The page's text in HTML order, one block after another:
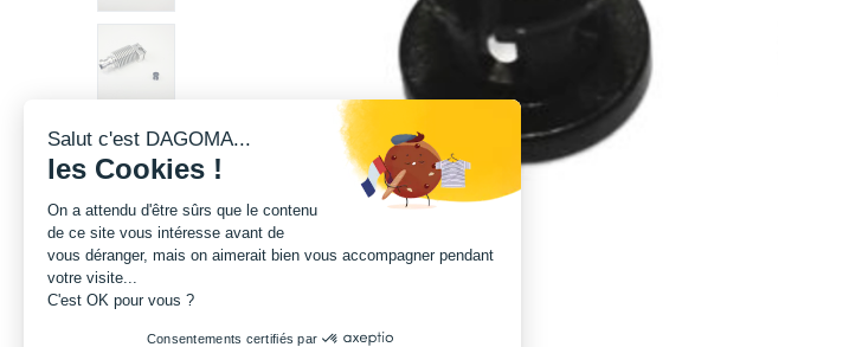
Salut c'est DAGOMA...
les Cookies !
On a attendu d'être sûrs que le contenu
de ce site vous intéresse avant de
vous déranger, mais on aimerait bien vous accompagner pendant
votre visite...
C'est OK pour vous ?
Consentements certifiés par